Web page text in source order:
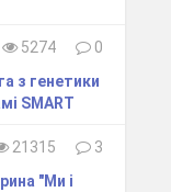
5274
0
з генетики
SMART
21315
3
"Ми і